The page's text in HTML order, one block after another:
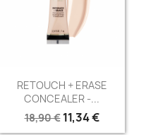
Aperçu rapide
RETOUCH + ERASE
CONCEALER -...
18,90 € 11,34 €